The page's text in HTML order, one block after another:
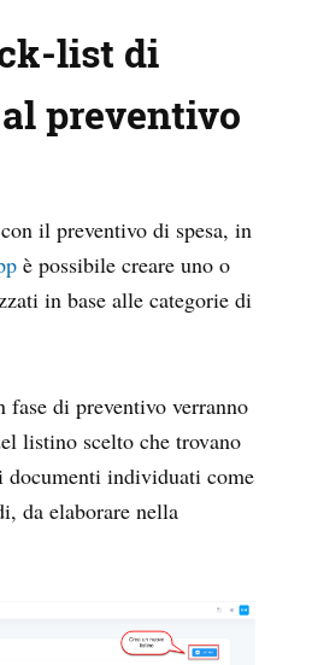
list di
preventivo
il preventivo di spesa, in
è possibile creare uno o
in base alle categorie di
fase di preventivo verranno
listino scelto che trovano
documenti individuati come
da elaborare nella